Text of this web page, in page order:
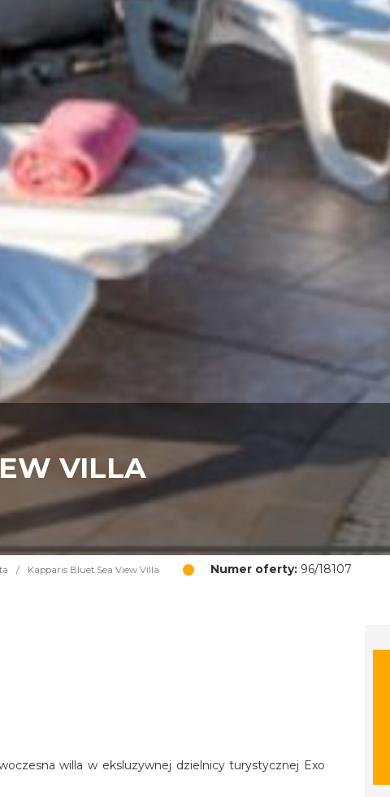
VILLA
/ Kapparis Bluet Sea View Villa Numer oferty: 96/18107
willa w eksluzywnej dzielnicy turystycznej Exo